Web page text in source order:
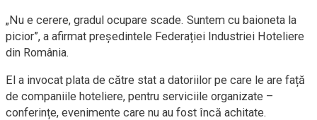
„Nu e cerere, gradul ocupare scade. Suntem cu baioneta la
picior”, a afirmat președintele Federației Industriei Hoteliere
din România.
El a invocat plata de către stat a datoriilor pe care le are față
de companiile hoteliere, pentru serviciile organizate –
conferințe, evenimente care nu au fost încă achitate.